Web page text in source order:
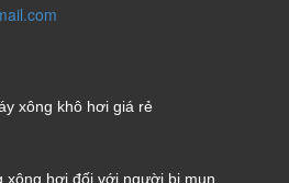
xông khô hơi giá rẻ
xông hơi đối với người bị mụn